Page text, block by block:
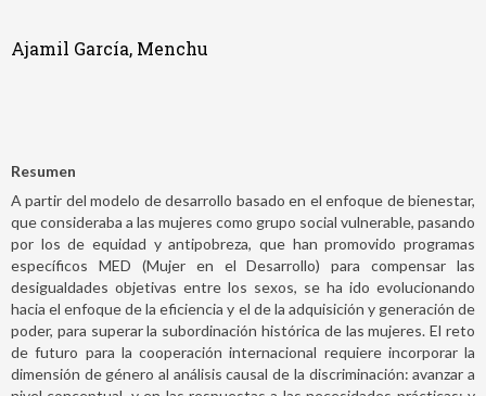
Ajamil García, Menchu
Resumen
A partir del modelo de desarrollo basado en el enfoque de bienestar,
que consideraba a las mujeres como grupo social vulnerable, pasando
por los de equidad y antipobreza, que han promovido programas
específicos MED (Mujer en el Desarrollo) para compensar las
desigualdades objetivas entre los sexos, se ha ido evolucionando
hacia el enfoque de la eficiencia y el de la adquisición y generación de
poder, para superar la subordinación histórica de las mujeres. El reto
de futuro para la cooperación internacional requiere incorporar la
dimensión de género al análisis causal de la discriminación: avanzar a